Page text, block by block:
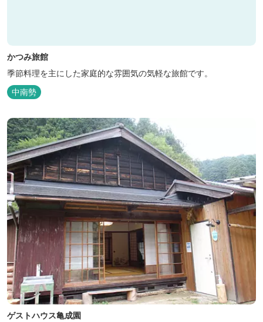
かつみ旅館
季節料理を主にした家庭的な雰囲気の気軽な旅館です。
中南勢
ゲストハウス亀成園